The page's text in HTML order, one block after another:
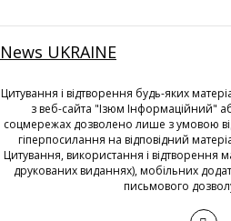
News UKRAINE
Цитування і відтворення будь-яких
з веб-сайта "Ізюм Інформаційний"
соцмережах дозволено лише з умовою
гіперпосилання на відповідний
Цитування, використання і відтворення
друкованих виданнях), мобільних
письмового